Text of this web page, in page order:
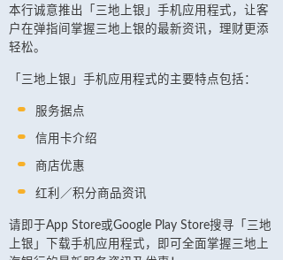
本行诚意推出「三地上银」手机应用程式，让客
户在弹指间掌握三地上银的最新资讯，理财更添
轻松。
「三地上银」手机应用程式的主要特点包括：
服务据点
信用卡介绍
商店优惠
红利／积分商品资讯
请即于App Store或Google Play Store搜寻「三地
上银」下载手机应用程式，即可全面掌握三地上